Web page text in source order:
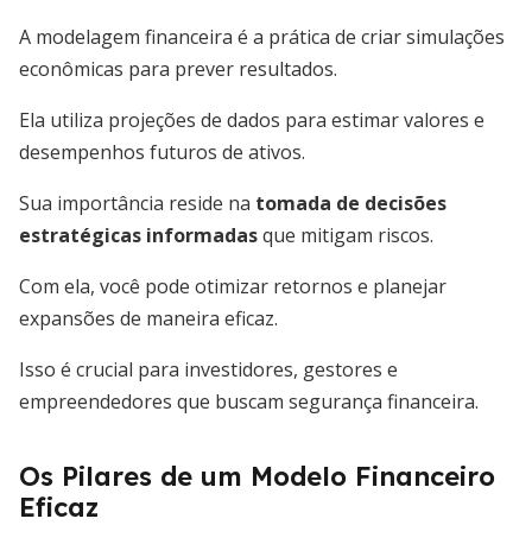
A modelagem financeira é a prática de criar simulações
econômicas para prever resultados.
Ela utiliza projeções de dados para estimar valores e
desempenhos futuros de ativos.
Sua importância reside na tomada de decisões
estratégicas informadasque mitigam riscos.
Com ela, você pode otimizar retornos e planejar
expansões de maneira eficaz.
Isso é crucial para investidores, gestores e
empreendedores que buscam segurança financeira.
Os Pilares de um Modelo Financeiro
Eficaz